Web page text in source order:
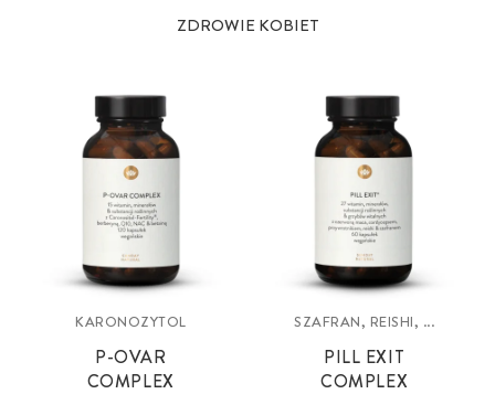
ZDROWIE KOBIET
KARONOZYTOL
P-OVAR
COMPLEX
SZAFRAN, REISHI, ...
PILL EXIT
COMPLEX